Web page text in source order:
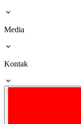
Media
Kontak